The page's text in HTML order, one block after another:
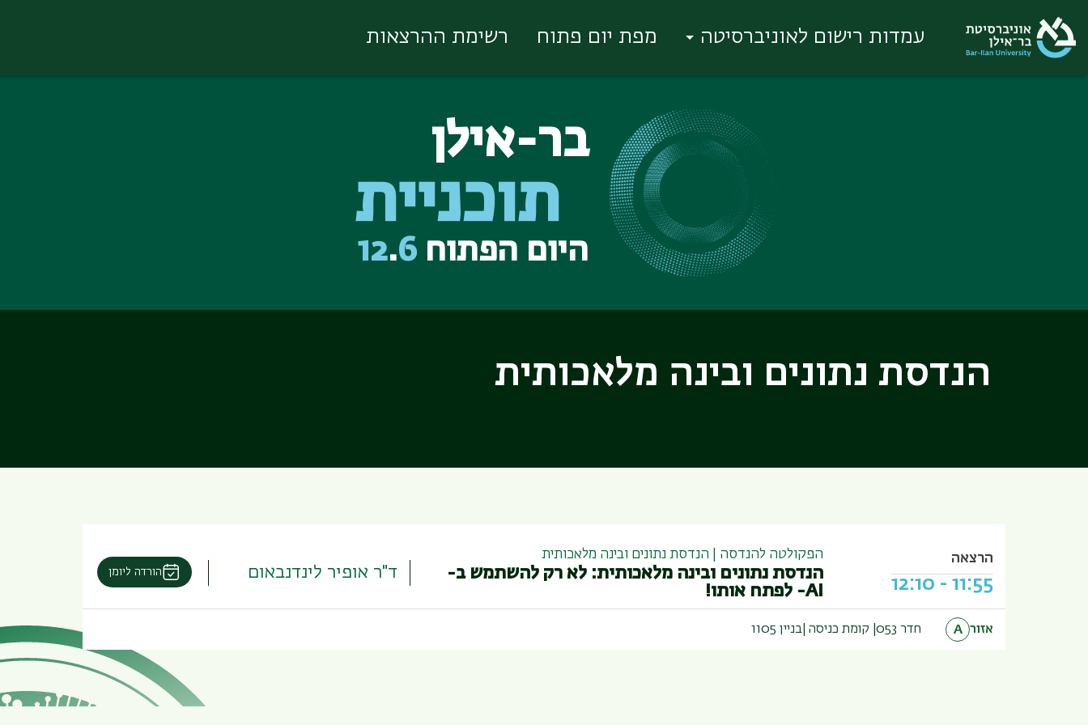
עמדות רישום לאוניברסיטה מפת יום פתוח רשימת ההרצאות
בר-אילן
תוכניית
היום הפתוח 12.6
הנדסת נתונים ובינה מלאכותית
הרצאה
11:55
-
12:10
הפקולטה להנדסה | הנדסת נתונים ובינה מלאכותית
הנדסת נתונים ובינה מלאכותית: לא רק להשתמש ב-
AI- לפתח אותו!
ד"ר אופיר לינדנבאום הורדה ליומן
אזור A חדר 053 קומת כניסה בניין 1105